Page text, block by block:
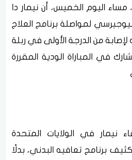
مساء اليوم الخميس، أن نيمار دا
لمواصلة برنامج العلاج
من الدرجة الأولى في ربلة
في المباراة الودية المقررة
نيمار في الولايات المتحدة
برنامج تعافيه البدني، بدلًا